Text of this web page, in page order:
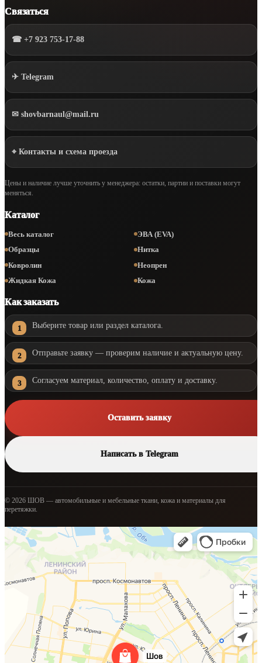
Связаться
☎ +7 923 753-17-88
✈ Telegram
✉ shovbarnaul@mail.ru
⌖ Контакты и схема проезда
Цены и наличие лучше уточнить у менеджера: остатки, партии и поставки могут
меняться.
Каталог
Весь каталог
ЭВА (EVA)
Образцы
Нитка
Ковролин
Неопрен
Жидкая Кожа
Кожа
Как заказать
Выберите товар или раздел каталога.
Отправьте заявку — проверим наличие и актуальную цену.
Согласуем материал, количество, оплату и доставку.
Оставить заявку
Написать в Telegram
© 2026 ШОВ — автомобильные и мебельные ткани, кожа и материалы для
перетяжки.